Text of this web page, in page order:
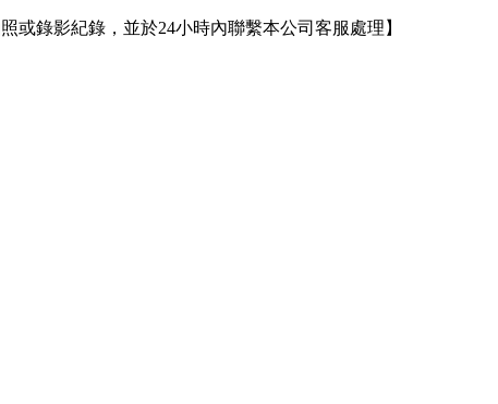
或錄影紀錄，並於24小時內聯繫本公司客服處理】